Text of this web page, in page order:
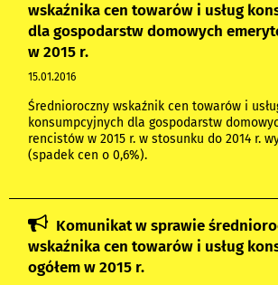
wskaźnika cen towarów i usług
dla gospodarstw domowych
w 2015 r.
15.01.2016
Średnioroczny wskaźnik cen towarów i
konsumpcyjnych dla gospodarstw
rencistów w 2015 r. w stosunku do 2014 r.
(spadek cen o 0,6%).
Komunikat w sprawie
wskaźnika cen towarów i usług
ogółem w 2015 r.